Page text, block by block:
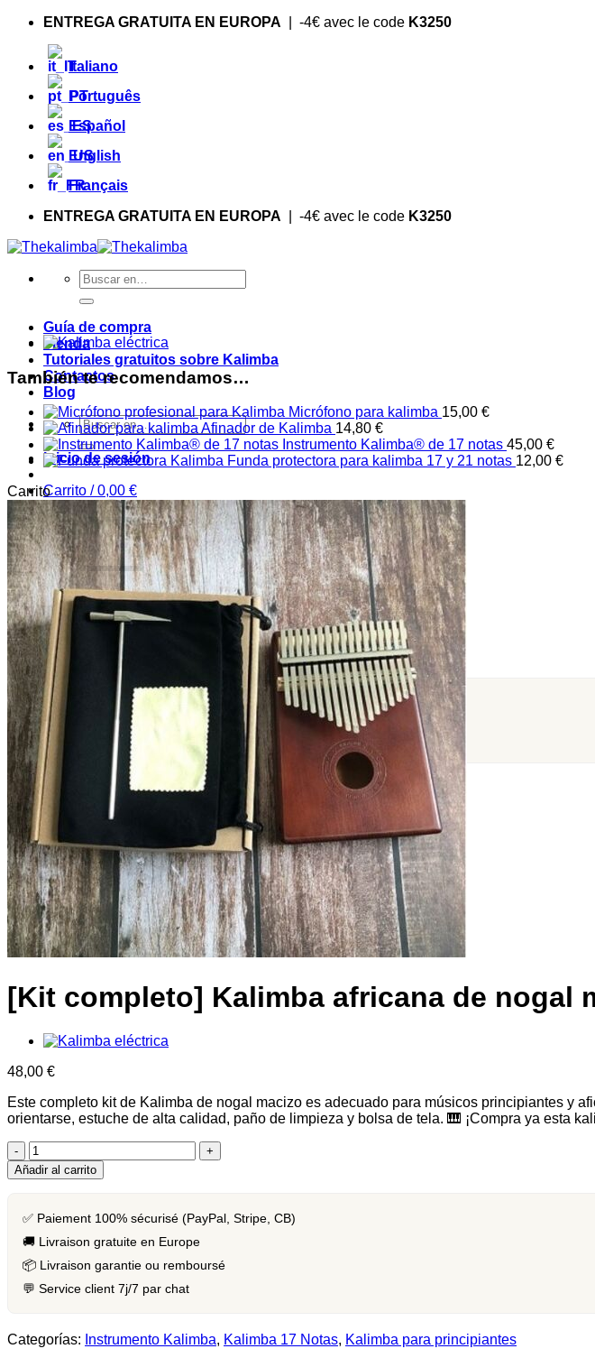
Saltar
contenido
ENTREGA GRATUITA EN EUROPA | -4€ avec le code K3250
Italiano
Português
Español
English
Français
ENTREGA GRATUITA EN EUROPA | -4€ avec le code K3250
Buscar:
Guía de compra
Tienda
Tutoriales gratuitos sobre Kalimba
Contactos
Blog
Buscar:
Inicio de sesión
Carrito /0,00 €
No hay productos en la cesta.
Volver a la tienda
Carrito
🔒 Paiement 100% sécurisé (PayPal, Stripe, CB)
🚚 Livraison gratuite en Europe
📦 Livraison garantie ou remboursé
También te recomendamos…
Micrófono para kalimba 15,00 €
Afinador de Kalimba 14,80 €
Instrumento Kalimba® de 17 notas 45,00 €
Funda protectora para kalimba 17 y 21 notas 12,00 €
Carrito
[Kit completo] Kalimba africana de nogal
48,00 €
Este completo kit de Kalimba de nogal macizo es adecuado para músicos principiantes y
orientarse, estuche de alta calidad, paño de limpieza y bolsa de tela. 🎹 ¡Compra ya esta
[Kit
Complet]
Kalimba
en
massif
-
Notes
Añadir al carrito
✅ Paiement 100% sécurisé (PayPal, Stripe, CB)
🚚 Livraison gratuite en Europe
📦 Livraison garantie ou remboursé
💬 Service client 7j/7 par chat
Categorías: Instrumento Kalimba, Kalimba 17 Notas, Kalimba para principiantes